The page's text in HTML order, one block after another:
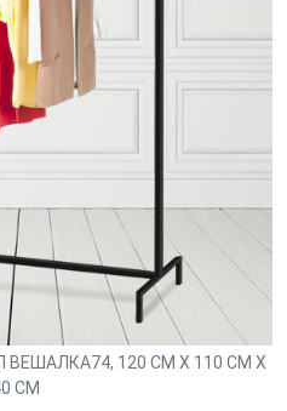
120 СМ Х 110 СМ Х
СМ